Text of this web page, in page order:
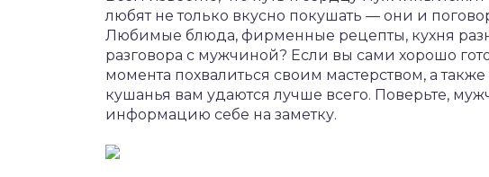
любят не только вкусно покушать — они и
Любимые блюда, фирменные рецепты, кухня
разговора с мужчиной? Если вы сами хорошо
момента похвалиться своим мастерством, а
кушанья вам удаются лучше всего. Поверьте,
информацию себе на заметку.